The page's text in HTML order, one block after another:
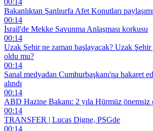
00:14
Bakanlıktan Şanlıurfa Afet Konutları paylaşımı
00:14
İsrail'de Mekke Savunma Anlaşması korkusu
00:14
Uzak Şehir ne zaman başlayacak? Uzak
oldu mu?
00:14
Sanal medyadan Cumhurbaşkanı'na hakaret
alındı
00:14
ABD Hazine Bakanı: 2 yıla Hürmüz önemsiz
00:14
TRANSFER | Lucas Digne, PSGde
00:14